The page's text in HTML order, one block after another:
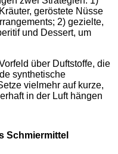
geröstete Nüsse
2) gezielte,
und Dessert, um
über Duftstoffe, die
synthetische
vielmehr auf kurze,
in der Luft hängen
Schmiermittel